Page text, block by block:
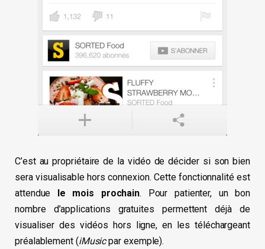
C’est au propriétaire de la vidéo de décider si son bien
sera visualisable hors connexion. Cette fonctionnalité est
attendue le mois prochain. Pour patienter, un bon
nombre d’applications gratuites permettent déjà de
visualiser des vidéos hors ligne, en les téléchargeant
préalablement (iMusicpar exemple).